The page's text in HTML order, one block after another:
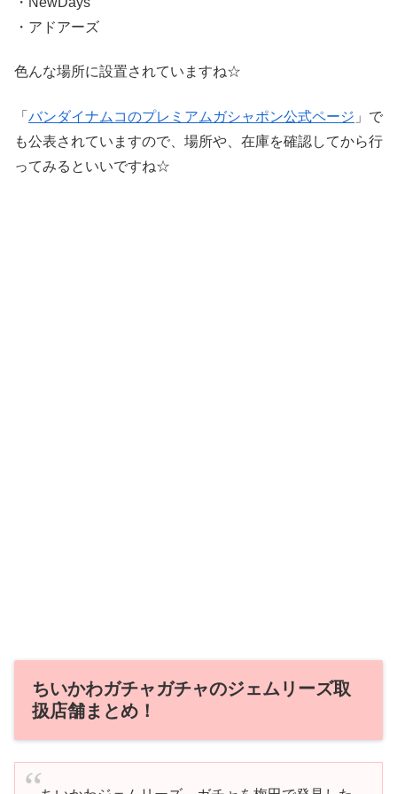
・アドアーズ
色んな場所に設置されていますね☆
「 バンダイナムコのプレミアムガシャポン公式ページ 」で
も公表されていますので、場所や、在庫を確認してから行
ってみるといいですね☆
ちいかわガチャガチャのジェムリーズ取
扱店舗まとめ！